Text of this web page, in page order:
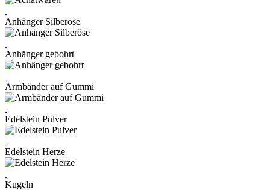
Anhänger Silberöse
Anhänger gebohrt
Armbänder auf Gummi
Edelstein Pulver
Edelstein Herze
Kugeln